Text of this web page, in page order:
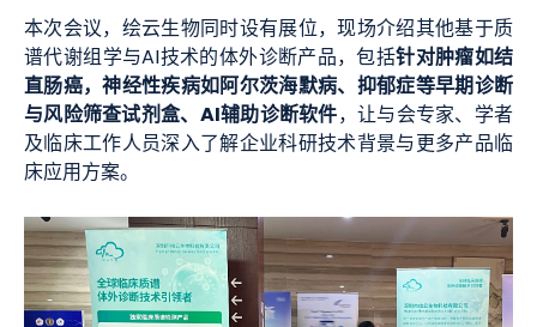
本次会议，绘云生物同时设有展位，现场介绍其他基于质
谱代谢组学与AI技术的体外诊断产品，包括针对肿瘤如结
直肠癌，神经性疾病如阿尔茨海默病、抑郁症等早期诊断
与风险筛查试剂盒、AI辅助诊断软件，让与会专家、学者
及临床工作人员深入了解企业科研技术背景与更多产品临
床应用方案。